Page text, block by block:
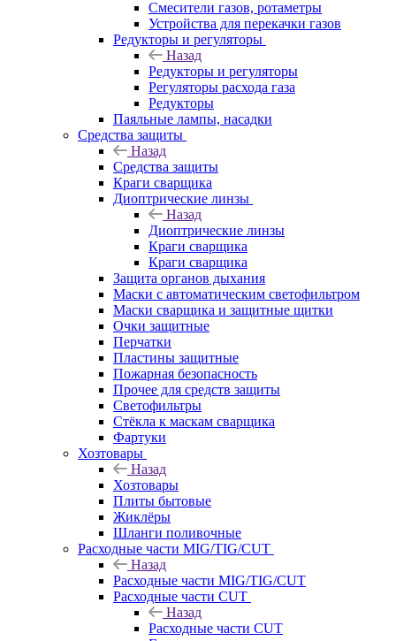
Смесители газов, ротаметры
Устройства для перекачки газов
Редукторы и регуляторы
Назад
Редукторы и регуляторы
Регуляторы расхода газа
Редукторы
Паяльные лампы, насадки
Средства защиты
Назад
Средства защиты
Краги сварщика
Диоптрические линзы
Назад
Диоптрические линзы
Краги сварщика
Краги сварщика
Защита органов дыхания
Маски с автоматическим светофильтром
Маски сварщика и защитные щитки
Очки защитные
Перчатки
Пластины защитные
Пожарная безопасность
Прочее для средств защиты
Светофильтры
Стёкла к маскам сварщика
Фартуки
Хозтовары
Назад
Хозтовары
Плиты бытовые
Жиклёры
Шланги поливочные
Расходные части MIG/TIG/CUT
Назад
Расходные части MIG/TIG/CUT
Расходные части CUT
Назад
Расходные части CUT